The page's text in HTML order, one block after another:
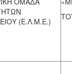
(Ε.Λ.Μ.Ε.)